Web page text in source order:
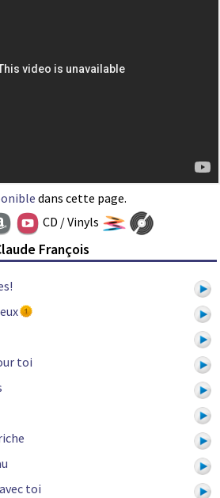
dans cette page.
CD / Vinyls
François
toi
toi